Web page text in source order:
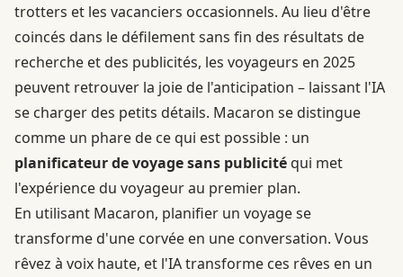
trotters et les vacanciers occasionnels. Au lieu d'être
coincés dans le défilement sans fin des résultats de
recherche et des publicités, les voyageurs en 2025
peuvent retrouver la joie de l'anticipation – laissant l'IA
se charger des petits détails. Macaron se distingue
comme un phare de ce qui est possible : un
planificateur de voyage sans publicitéqui met
l'expérience du voyageur au premier plan.
En utilisant Macaron, planifier un voyage se
transforme d'une corvée en une conversation. Vous
rêvez à voix haute, et l'IA transforme ces rêves en un